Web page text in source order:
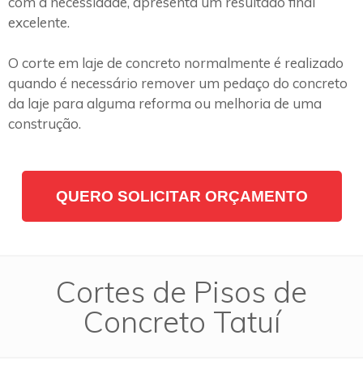
excelente.
O corte em laje de concreto normalmente é realizado
quando é necessário remover um pedaço do concreto
da laje para alguma reforma ou melhoria de uma
construção.
QUERO SOLICITAR ORÇAMENTO
Cortes de Pisos de
Concreto Tatuí